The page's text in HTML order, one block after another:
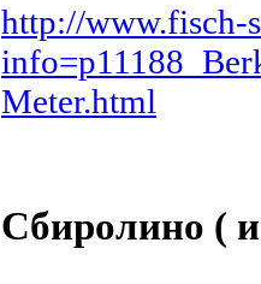
http://www.fisch-
Meter.html
Сбиролино (